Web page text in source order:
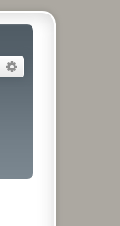
Rechercher